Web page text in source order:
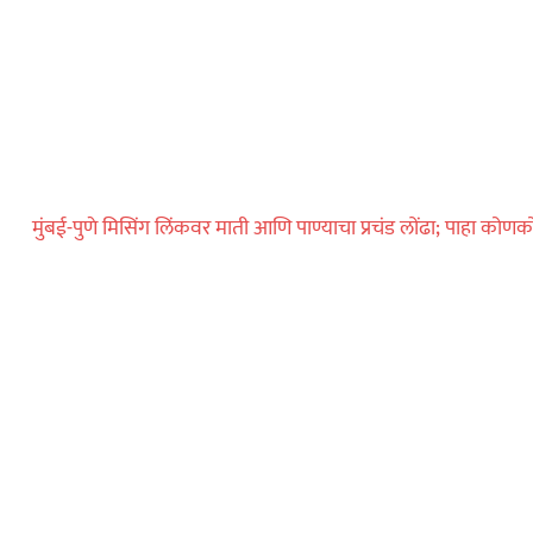
मुंबई-पुणे मिसिंग लिंकवर माती आणि पाण्याचा प्रचंड लोंढा; पाहा